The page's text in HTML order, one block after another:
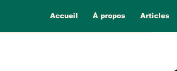
Accueil À propos Articles